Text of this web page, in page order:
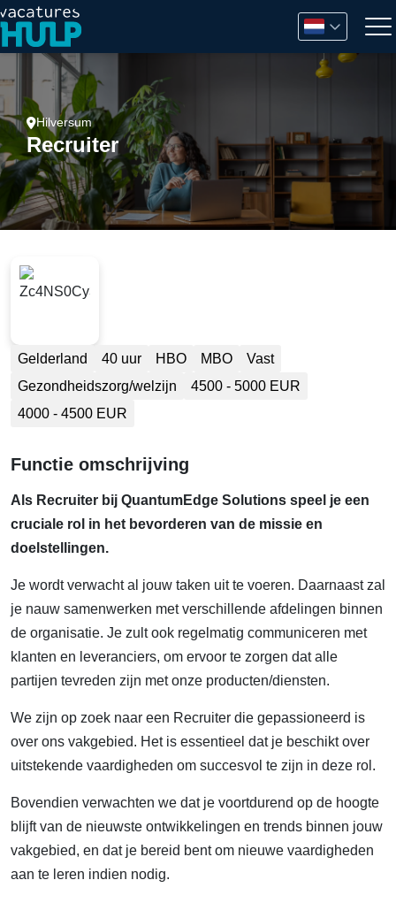
Hilversum
Recruiter
Gelderland 40 uur HBO MBO
Vast
Gezondheidszorg/welzijn
4500 - 5000 EUR
4000 - 4500 EUR
Functie omschrijving
Als Recruiter bij QuantumEdge Solutions speel je een
cruciale rol in het bevorderen van de missie en
doelstellingen.
Je wordt verwacht al jouw taken uit te voeren. Daarnaast zal
je nauw samenwerken met verschillende afdelingen binnen
de organisatie. Je zult ook regelmatig communiceren met
klanten en leveranciers, om ervoor te zorgen dat alle
partijen tevreden zijn met onze producten/diensten.
We zijn op zoek naar een Recruiter die gepassioneerd is
over ons vakgebied. Het is essentieel dat je beschikt over
uitstekende vaardigheden om succesvol te zijn in deze rol.
Bovendien verwachten we dat je voortdurend op de hoogte
blijft van de nieuwste ontwikkelingen en trends binnen jouw
vakgebied, en dat je bereid bent om nieuwe vaardigheden
aan te leren indien nodig.